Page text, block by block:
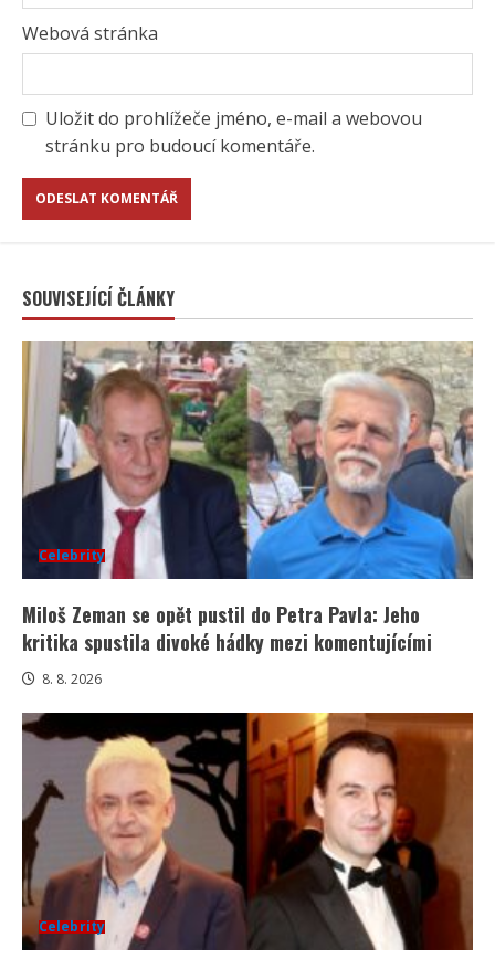
Webová stránka
Uložit do prohlížeče jméno, e-mail a webovou
stránku pro budoucí komentáře.
SOUVISEJÍCÍ ČLÁNKY
Celebrity
Miloš Zeman se opět pustil do Petra Pavla: Jeho
kritika spustila divoké hádky mezi komentujícími
8. 8. 2026
Celebrity